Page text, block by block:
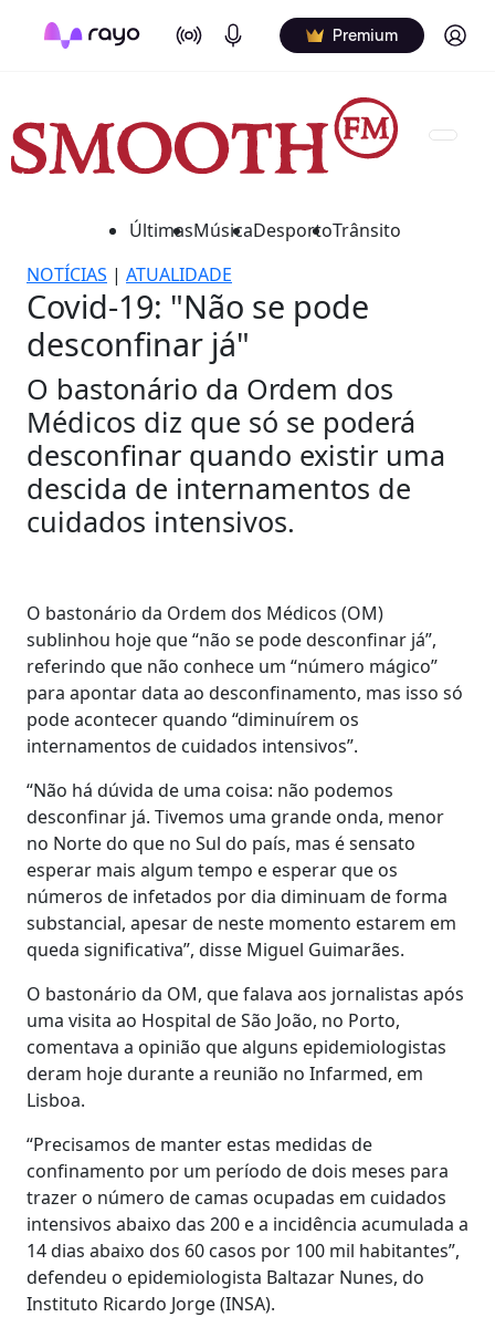
On Air Podcasts Premium Log in
ÚltimasMúsicaDesportoTrânsito
NOTÍCIAS | ATUALIDADE
Covid-19: "Não se pode
desconfinar já"
O bastonário da Ordem dos
Médicos diz que só se poderá
desconfinar quando existir uma
descida de internamentos de
cuidados intensivos.
O bastonário da Ordem dos Médicos (OM)
sublinhou hoje que “não se pode desconfinar já”,
referindo que não conhece um “número mágico”
para apontar data ao desconfinamento, mas isso só
pode acontecer quando “diminuírem os
internamentos de cuidados intensivos”.
“Não há dúvida de uma coisa: não podemos
desconfinar já. Tivemos uma grande onda, menor
no Norte do que no Sul do país, mas é sensato
esperar mais algum tempo e esperar que os
números de infetados por dia diminuam de forma
substancial, apesar de neste momento estarem em
queda significativa”, disse Miguel Guimarães.
O bastonário da OM, que falava aos jornalistas após
uma visita ao Hospital de São João, no Porto,
comentava a opinião que alguns epidemiologistas
deram hoje durante a reunião no Infarmed, em
Lisboa.
“Precisamos de manter estas medidas de
confinamento por um período de dois meses para
trazer o número de camas ocupadas em cuidados
intensivos abaixo das 200 e a incidência acumulada a
14 dias abaixo dos 60 casos por 100 mil habitantes”,
defendeu o epidemiologista Baltazar Nunes, do
Instituto Ricardo Jorge (INSA).